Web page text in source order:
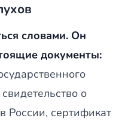
словами. Он
документы:
о
России, сертификат